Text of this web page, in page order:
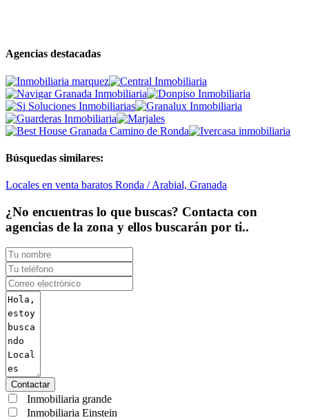
Agencias destacadas
Búsquedas similares:
Locales en venta baratos Ronda / Arabial, Granada
¿No encuentras lo que buscas? Contacta con
agencias de la zona y ellos buscarán por ti..
Contactar
Inmobiliaria grande
Inmobiliaria Einstein